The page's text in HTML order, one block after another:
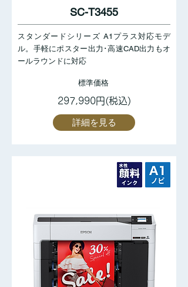
SC-T3455
スタンダードシリーズ A1プラス対応モデ
ル。手軽にポスター出力･高速CAD出力もオ
ールラウンドに対応
標準価格
297,990円(税込)
詳細を見る